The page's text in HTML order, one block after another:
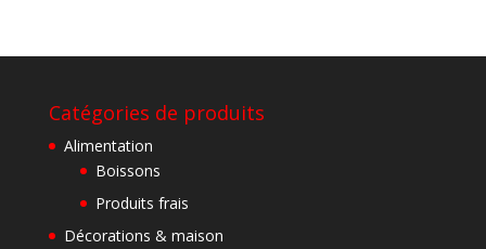
Catégories de produits
Alimentation
Boissons
Produits frais
Décorations & maison